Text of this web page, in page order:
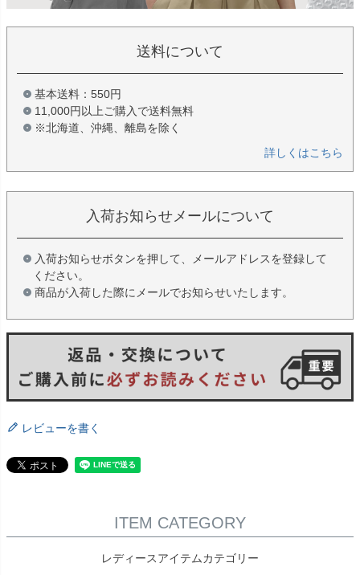
送料について
基本送料：550円
11,000円以上ご購入で送料無料
※北海道、沖縄、離島を除く
詳しくはこちら
入荷お知らせメールについて
入荷お知らせボタンを押して、メールアドレスを登録して
ください。
商品が入荷した際にメールでお知らせいたします。
レビューを書く
ITEM CATEGORY
レディースアイテムカテゴリー